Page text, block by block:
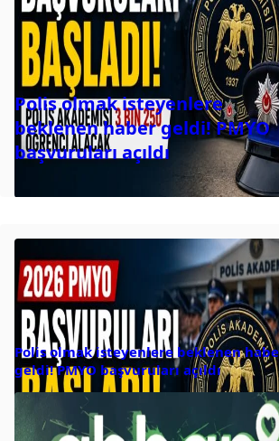
Polis olmak isteyenlere
beklenen haber geldi! PMYO
başvuruları açıldı
Polis olmak isteyenlere beklenen
geldi! PMYO başvuruları açıldı